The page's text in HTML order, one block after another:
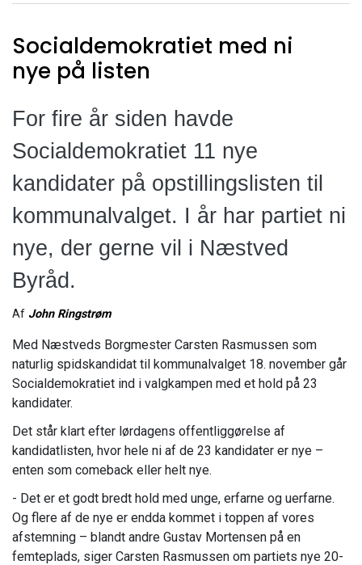
Socialdemokratiet med ni
nye på listen
For fire år siden havde
Socialdemokratiet 11 nye
kandidater på opstillingslisten til
kommunalvalget. I år har partiet ni
nye, der gerne vil i Næstved
Byråd.
Af John Ringstrøm
Med Næstveds Borgmester Carsten Rasmussen som
naturlig spidskandidat til kommunalvalget 18. november går
Socialdemokratiet ind i valgkampen med et hold på 23
kandidater.
Det står klart efter lørdagens offentliggørelse af
kandidatlisten, hvor hele ni af de 23 kandidater er nye –
enten som comeback eller helt nye.
- Det er et godt bredt hold med unge, erfarne og uerfarne.
Og flere af de nye er endda kommet i toppen af vores
afstemning – blandt andre Gustav Mortensen på en
femteplads, siger Carsten Rasmussen om partiets nye 20-